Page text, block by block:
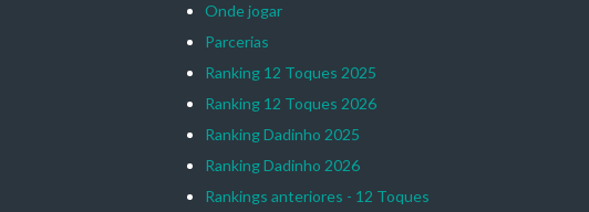
Onde jogar
Parcerias
Ranking 12 Toques 2025
Ranking 12 Toques 2026
Ranking Dadinho 2025
Ranking Dadinho 2026
Rankings anteriores - 12 Toques